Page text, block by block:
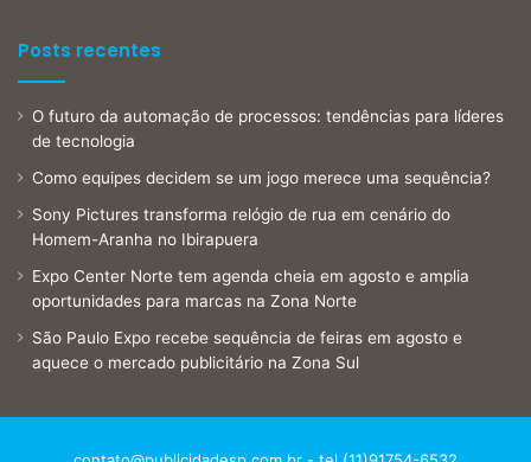
Posts recentes
O futuro da automação de processos: tendências para líderes
de tecnologia
Como equipes decidem se um jogo merece uma sequência?
Sony Pictures transforma relógio de rua em cenário do
Homem-Aranha no Ibirapuera
Expo Center Norte tem agenda cheia em agosto e amplia
oportunidades para marcas na Zona Norte
São Paulo Expo recebe sequência de feiras em agosto e
aquece o mercado publicitário na Zona Sul